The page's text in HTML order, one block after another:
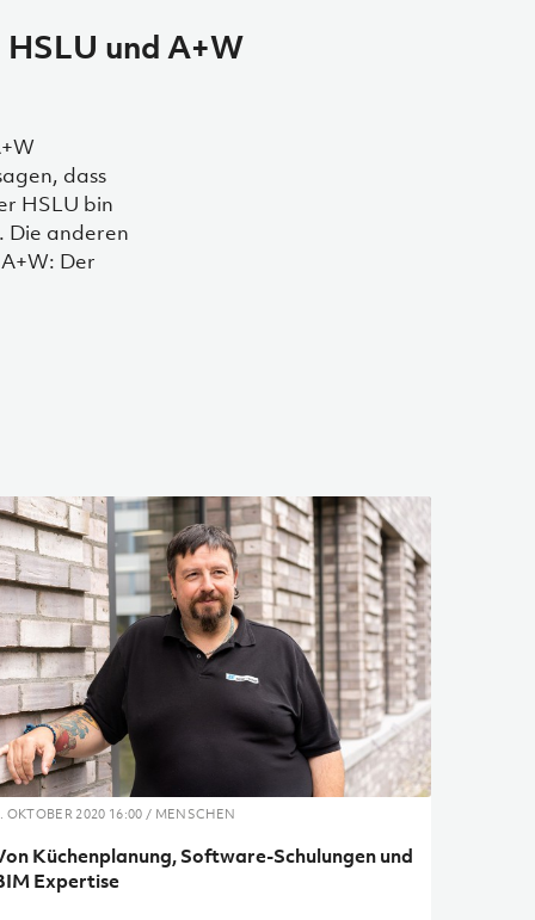
und A+W
dass
HSLU bin
Die anderen
Der
OKTOBER 2020 16:00 / MENSCHEN
Küchenplanung, Software-Schulungen und
Expertise